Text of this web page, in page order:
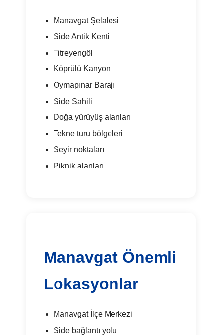
Manavgat Şelalesi
Side Antik Kenti
Titreyengöl
Köprülü Kanyon
Oymapınar Barajı
Side Sahili
Doğa yürüyüş alanları
Tekne turu bölgeleri
Seyir noktaları
Piknik alanları
Manavgat Önemli
Lokasyonlar
Manavgat İlçe Merkezi
Side bağlantı yolu